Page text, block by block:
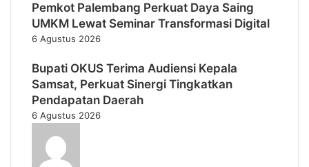
Pemkot Palembang Perkuat Daya Saing
UMKM Lewat Seminar Transformasi Digital
6 Agustus 2026
Bupati OKUS Terima Audiensi Kepala
Samsat, Perkuat Sinergi Tingkatkan
Pendapatan Daerah
6 Agustus 2026